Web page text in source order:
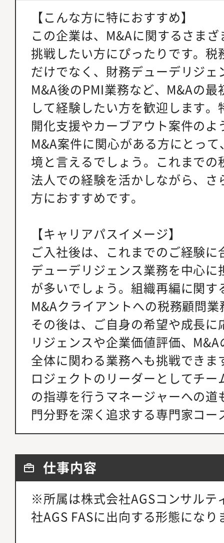
【こんな方に特におすすめ】
この企業は、M&Aに関するさま
挑戦したい方にぴったりです。
だけでなく、財務デューデリジ
M&A後のPMI業務など、M&Aの
して経験したい方を歓迎します
開化支援やカーブアウト案件の
M&A案件に関心がある方にとっ
境と言えるでしょう。これまで
法人での経験を活かしながら、
方におすすめです。
【キャリアパスイメージ】
ご入社後は、これまでのご経験
デューデリジェンス業務を中心
が多いでしょう。組織再編に関
M&Aクライアントへの税務顧問
その後は、ご自身の希望や成長
リジェンスや企業価値評価、
全体に関わる業務へも挑戦でき
ロジェクトのリーダーとしてチ
の指導を行うマネージャーへの
門分野を深く追求する専門家コ
仕事内容
※所属は株式会社AGSコンサルテ
社AGS FASに出向する形態になり